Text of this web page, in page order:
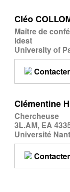
Cléo
Maître de
Idest
University of
Clémentine
Chercheuse
3L.AM, EA
Université